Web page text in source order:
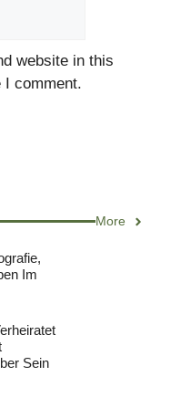
website in this
I comment.
More
Im
Sein